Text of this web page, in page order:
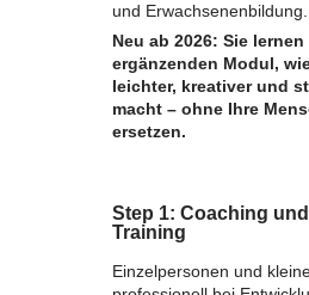
und Erwachsenenbildung.
Neu ab 2026: Sie
ergänzenden Modul,
leichter, kreativer und
macht – ohne Ihre
ersetzen.
Step 1: Coaching
Training
Einzelpersonen und